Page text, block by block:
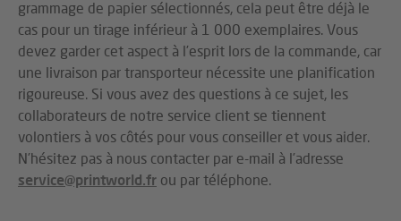
grammage de papier sélectionnés, cela peut être déjà le
cas pour un tirage inférieur à 1 000 exemplaires. Vous
devez garder cet aspect à l’esprit lors de la commande, car
une livraison par transporteur nécessite une planification
rigoureuse. Si vous avez des questions à ce sujet, les
collaborateurs de notre service client se tiennent
volontiers à vos côtés pour vous conseiller et vous aider.
N’hésitez pas à nous contacter par e-mail à l’adresse
service@printworld.fr ou par téléphone.